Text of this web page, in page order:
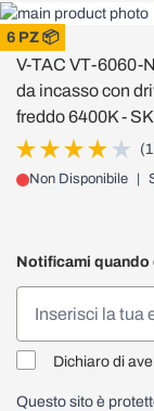
6 PZ 📦
V-TAC
V-TAC VT-6060-
da incasso con
freddo 6400K -
Non Disponibile
Notificami
Dichiaro di
Questo sito è